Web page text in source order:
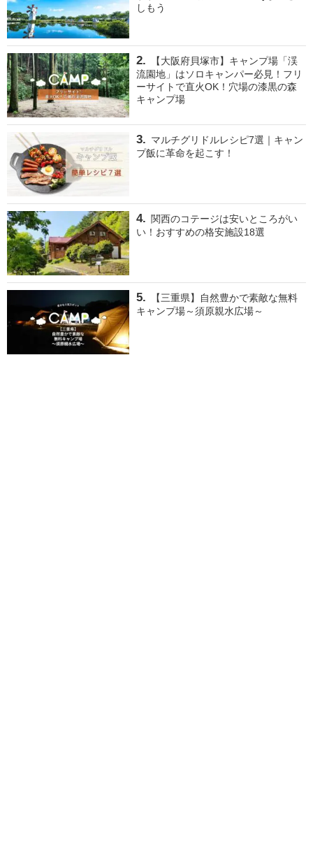
しもう
【大阪府貝塚市】キャンプ場「渓
流園地」はソロキャンパー必見！フリ
ーサイトで直火OK！穴場の漆黒の森
キャンプ場
マルチグリドルレシピ7選｜キャン
プ飯に革命を起こす！
関西のコテージは安いところがい
い！おすすめの格安施設18選
【三重県】自然豊かで素敵な無料
キャンプ場～須原親水広場～